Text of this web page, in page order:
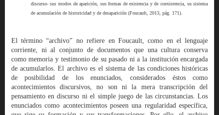
discurso- sus modos de aparición, sus formas de existencia y de coexistencia, su sistema
de acumulación de historicidad y de desaparición (Foucault, 2013, pág. 171).
El término “archivo” no refiere en Foucault, como en el lenguaje
corriente, ni al conjunto de documentos que una cultura conserva
como memoria y testimonio de su pasado ni a la institución encargada
de acumularlos. El archivo es el sistema de las condiciones históricas
de posibilidad de los enunciados, considerados éstos como
acontecimientos discursivos, no son ni la mera transcripción del
pensamiento en discurso ni el simple juego de las circunstancias. Los
enunciados como acontecimientos poseen una regularidad específica,